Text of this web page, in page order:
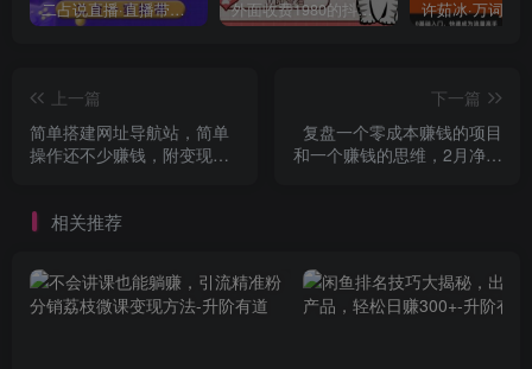
二占说直播·直播带货主播运营课程，主播运营二合一实操课 外面收费1980的抖音萌宠宠直播项目，可虚拟人直播，抖音报白，实时互动直播【软件+详细教程】
上一篇
简单搭建网址导航站，简单
操作还不少赚钱，附变现途
下一篇
复盘一个零成本赚钱的项目
和一个赚钱的思维，2月净赚
相关推荐